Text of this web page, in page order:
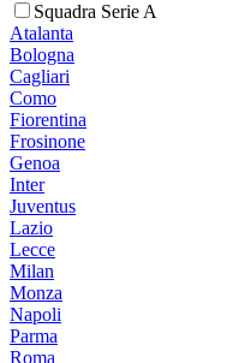
Squadra Serie A
Atalanta
Bologna
Cagliari
Como
Fiorentina
Frosinone
Genoa
Inter
Juventus
Lazio
Lecce
Milan
Monza
Napoli
Parma
Roma